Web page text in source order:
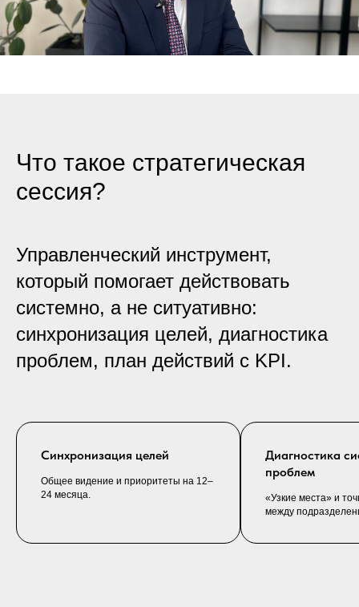
Что такое стратегическая
сессия?
Управленческий инструмент,
который помогает действовать
системно, а не ситуативно:
синхронизация целей, диагностика
проблем, план действий с KPI.
Синхронизация целей
Общее видение и приоритеты на 12–
24 месяца.
Диагностика
проблем
«Узкие места» и
между